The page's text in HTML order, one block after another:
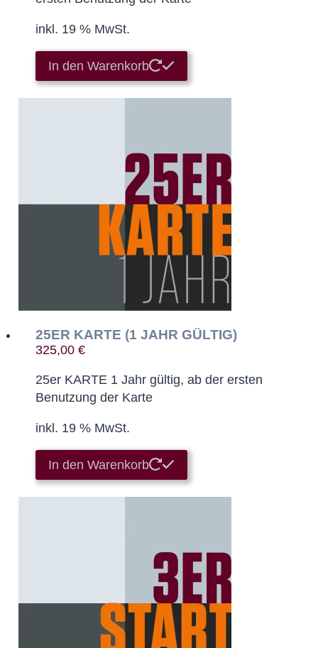
inkl. 19 % MwSt.
In den Warenkorb
25ER KARTE (1 JAHR GÜLTIG)
325,00€
25er KARTE 1 Jahr gültig, ab der ersten
Benutzung der Karte
inkl. 19 % MwSt.
In den Warenkorb